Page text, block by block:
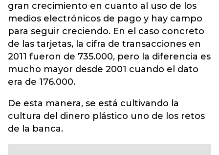
gran crecimiento en cuanto al uso de los
medios electrónicos de pago y hay campo
para seguir creciendo. En el caso concreto
de las tarjetas, la cifra de transacciones en
2011 fueron de 735.000, pero la diferencia es
mucho mayor desde 2001 cuando el dato
era de 176.000.
De esta manera, se está cultivando la
cultura del dinero plástico uno de los retos
de la banca.